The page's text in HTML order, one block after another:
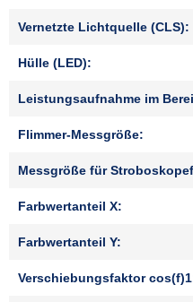
Vernetzte Lichtquelle (CLS):
Hülle (LED):
Leistungsaufnahme im
Flimmer-Messgröße:
Messgröße für
Farbwertanteil X:
Farbwertanteil Y:
Verschiebungsfaktor